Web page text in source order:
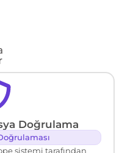
Doğrulama
sistemi tarafından